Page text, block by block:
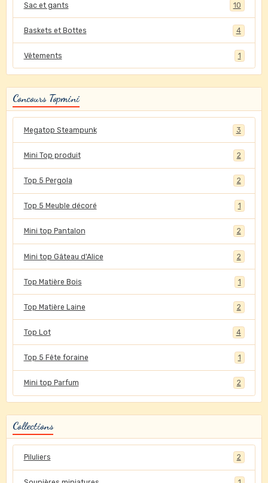
Sac et gants 10
Baskets et Bottes 4
Vêtements 1
Concours Topmini
Megatop Steampunk 3
Mini Top produit 2
Top 5 Pergola 2
Top 5 Meuble décoré 1
Mini top Pantalon 2
Mini top Gâteau d'Alice 2
Top Matière Bois 1
Top Matière Laine 2
Top Lot 4
Top 5 Fête foraine 1
Mini top Parfum 2
Collections
Piluliers 2